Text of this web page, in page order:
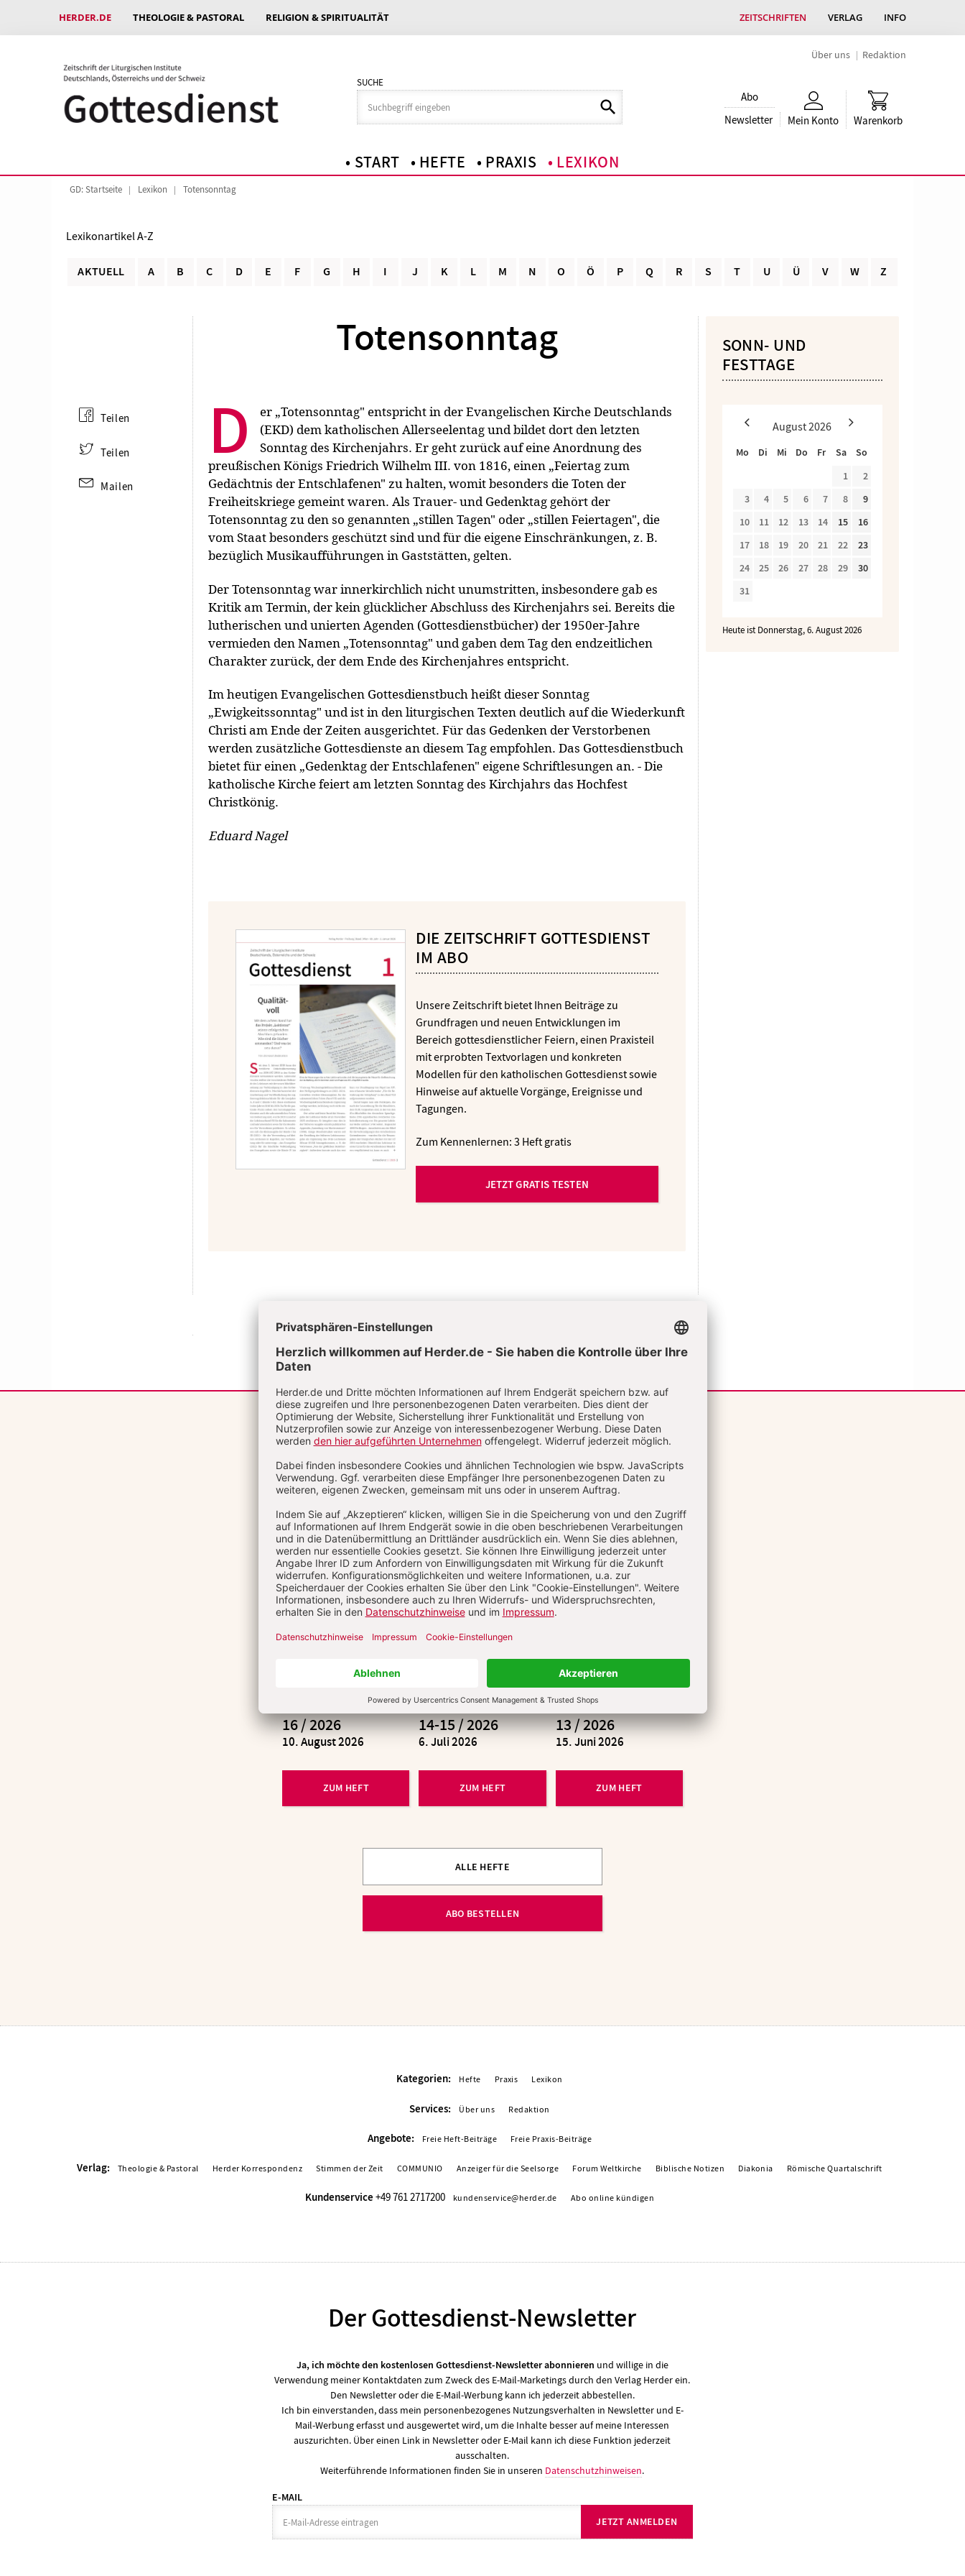
HERDER.DE THEOLOGIE & PASTORAL RELIGION & SPIRITUALITÄT ZEITSCHRIFTEN VERLAG INFO
Über uns Redaktion
SUCHE
Abo
Newsletter
Mein Konto Warenkorb
START HEFTE PRAXIS LEXIKON
GD: Startseite Lexikon Totensonntag
Lexikonartikel A-Z
AKTUELL A B C D E F G H I J K L M N O Ö P Q R S T U Ü V W Z
Totensonntag
D
er „Totensonntag" entspricht in der Evangelischen Kirche Deutschlands
(EKD) dem katholischen Allerseelentag und bildet dort den letzten
Sonntag des Kirchenjahrs. Er geht zurück auf eine Anordnung des
preußischen Königs Friedrich Wilhelm III. von 1816, einen „Feiertag zum
Gedächtnis der Entschlafenen" zu halten, womit besonders die Toten der
Freiheitskriege gemeint waren. Als Trauer- und Gedenktag gehört der
Totensonntag zu den so genannten „stillen Tagen" oder „stillen Feiertagen", die
vom Staat besonders geschützt sind und für die eigene Einschränkungen, z. B.
bezüglich Musikaufführungen in Gaststätten, gelten.
Der Totensonntag war innerkirchlich nicht unumstritten, insbesondere gab es
Kritik am Termin, der kein glücklicher Abschluss des Kirchenjahrs sei. Bereits die
lutherischen und unierten Agenden (Gottesdienstbücher) der 1950er-Jahre
vermieden den Namen „Totensonntag" und gaben dem Tag den endzeitlichen
Charakter zurück, der dem Ende des Kirchenjahres entspricht.
Im heutigen Evangelischen Gottesdienstbuch heißt dieser Sonntag
„Ewigkeitssonntag" und ist in den liturgischen Texten deutlich auf die Wiederkunft
Christi am Ende der Zeiten ausgerichtet. Für das Gedenken der Verstorbenen
werden zusätzliche Gottesdienste an diesem Tag empfohlen. Das Gottesdienstbuch
bietet für einen „Gedenktag der Entschlafenen" eigene Schriftlesungen an. - Die
katholische Kirche feiert am letzten Sonntag des Kirchjahrs das Hochfest
Christkönig.
Eduard Nagel
DIE ZEITSCHRIFT GOTTESDIENST
IM ABO
Unsere Zeitschrift bietet Ihnen Beiträge zu
Grundfragen und neuen Entwicklungen im
Bereich gottesdienstlicher Feiern, einen Praxisteil
mit erprobten Textvorlagen und konkreten
Modellen für den katholischen Gottesdienst sowie
Hinweise auf aktuelle Vorgänge, Ereignisse und
Tagungen.
Zum Kennenlernen: 3 Heft gratis
JETZT GRATIS TESTEN
Teilen
Teilen
Mailen
SONN- UND
FESTTAGE
August2026
Mo Di Mi Do Fr Sa
So
1
2
3
4 5 6 7 8
9
10
11 12 13 14 15
16
17
18 19 20 21 22
23
24
25 26 27 28 29
30
31
Heute ist Donnerstag, 6. August 2026
Aktuelle Hefte
16 / 2026
:
10. August 2026
ZUM HEFT
14-15 / 2026
:
6. Juli 2026
ZUM HEFT
13 / 2026
:
15. Juni 2026
ZUM HEFT
ALLE HEFTE
ABO BESTELLEN
Kategorien: Hefte Praxis Lexikon
Services: Über uns Redaktion
Angebote: Freie Heft-Beiträge Freie Praxis-Beiträge
Verlag: Theologie & Pastoral Herder Korrespondenz Stimmen der Zeit COMMUNIO Anzeiger für die Seelsorge Forum Weltkirche Biblische Notizen Diakonia Römische Quartalschrift
Kundenservice +49 761 2717200 kundenservice@herder.de Abo online kündigen
Der Gottesdienst-Newsletter
Ja, ich möchte den kostenlosen Gottesdienst-Newsletter abonnieren und willige in die
Verwendung meiner Kontaktdaten zum Zweck des E-Mail-Marketings durch den Verlag Herder ein.
Den Newsletter oder die E-Mail-Werbung kann ich jederzeit abbestellen.
Ich bin einverstanden, dass mein personenbezogenes Nutzungsverhalten in Newsletter und E-
Mail-Werbung erfasst und ausgewertet wird, um die Inhalte besser auf meine Interessen
auszurichten. Über einen Link in Newsletter oder E-Mail kann ich diese Funktion jederzeit
ausschalten.
Weiterführende Informationen finden Sie in unseren Datenschutzhinweisen.
E-MAIL
JETZT ANMELDEN